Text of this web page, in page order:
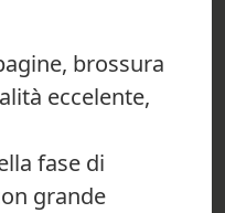
brossura
eccelente,
fase di
grande